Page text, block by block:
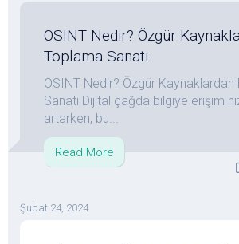
OSINT Nedir? Özgür
Toplama Sanatı
OSINT Nedir? Özgür Kaynaklardan
Sanatı Dijital çağda bilgiye erişim
artarken, bu...
Read More
Şubat 24, 2024